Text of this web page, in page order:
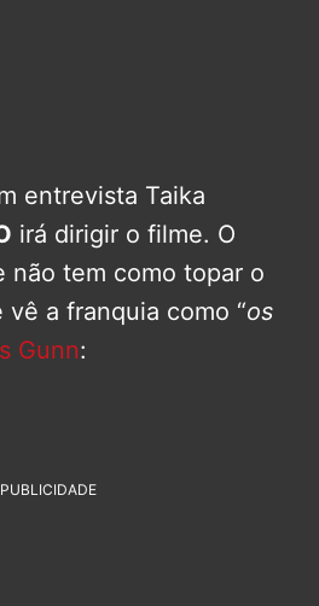
entrevista Taika
irá dirigir o filme. O
não tem como topar o
a franquia como “os
Gunn:
PUBLICIDADE